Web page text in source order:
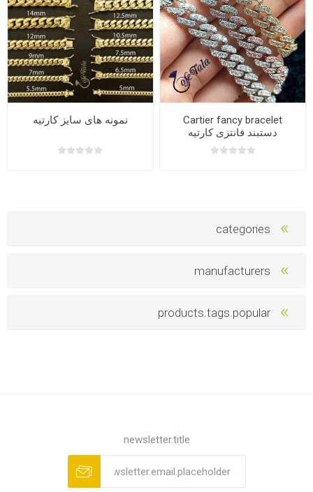
Cartier fancy bracelet
دستبند فانتزی کارتیه
نمونه های سایز کارتیه
categories
manufacturers
products.tags.popular
newsletter.title